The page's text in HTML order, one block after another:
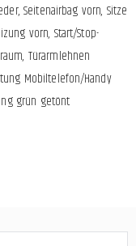
Seitenairbag vorn, Sitze
vorn, Start/Stop-
Türarmlehnen
Mobiltelefon/Handy
grün getönt